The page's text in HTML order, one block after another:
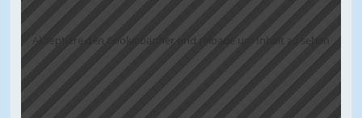
Akzeptiere den Cookiebanner und reloade um Inhalt zu sehen